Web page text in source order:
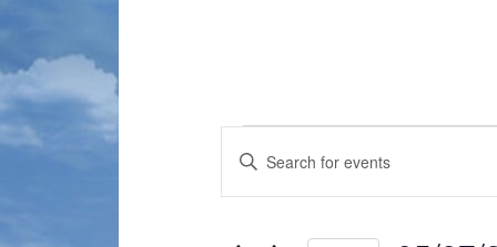
Events
Search
and
Enter
Keyword.
Search